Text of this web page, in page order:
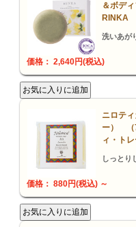
＆ボデ
RINKA
洗いあが
価格： 2,640円(税込)
ニロテ
ー） （
ィ・ト
しっとり
価格： 880円(税込) ～